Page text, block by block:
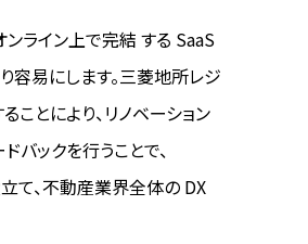
ンライン上で完結 する SaaS
容易にします。三菱地所レジ
ことにより、リノベーション
バックを行うことで、
て、不動産業界全体の DX